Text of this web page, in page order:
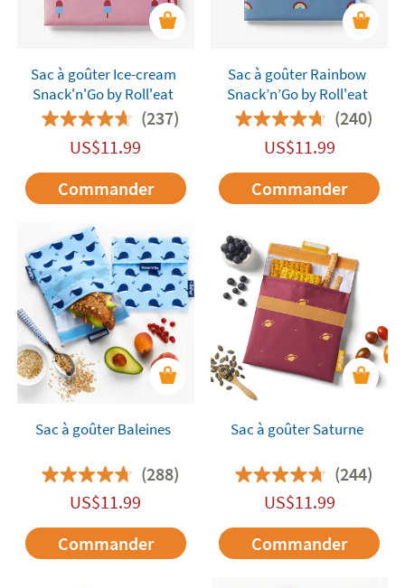
Sac à goûter Ice-cream
Snack'n'Go by Roll'eat
(237)
US$11.99
Commander
Sac à goûter Rainbow
Snack’n’Go by Roll'eat
(240)
US$11.99
Commander
Sac à goûter Baleines
(288)
US$11.99
Commander
Sac à goûter Saturne
(244)
US$11.99
Commander